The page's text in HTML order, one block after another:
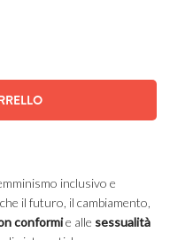
inclusivo e
il futuro, il cambiamento,
conformie alle sessualità